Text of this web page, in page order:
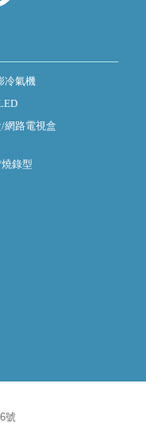
冷氣機
網路電視盒
錄型
號